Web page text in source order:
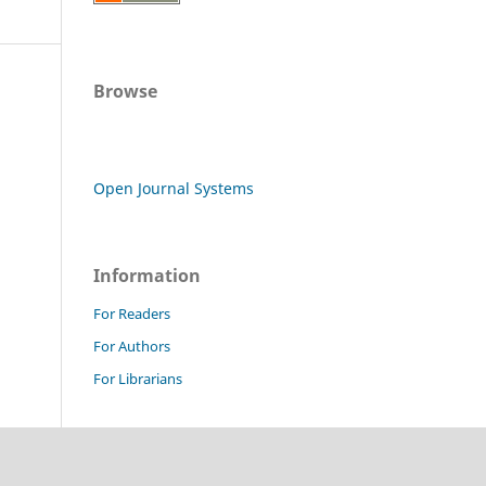
Browse
Open Journal Systems
Information
For Readers
For Authors
For Librarians